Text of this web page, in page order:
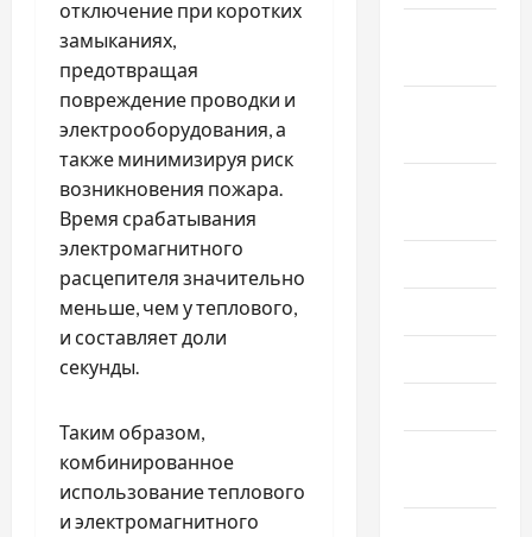
отключение при коротких
замыканиях,
предотвращая
повреждение проводки и
электрооборудования, а
также минимизируя риск
возникновения пожара.
Время срабатывания
электромагнитного
расцепителя значительно
меньше, чем у теплового,
и составляет доли
секунды.
Таким образом,
комбинированное
использование теплового
и электромагнитного